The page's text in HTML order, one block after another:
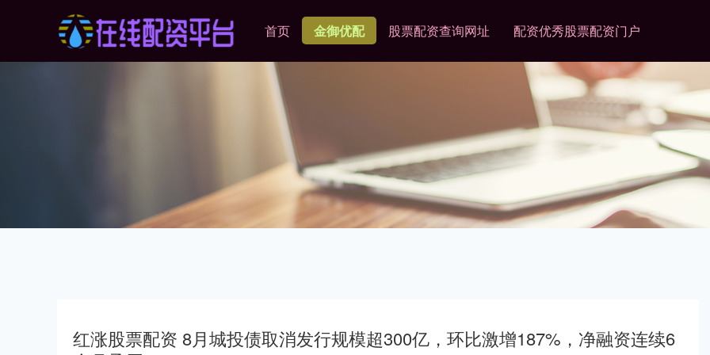
首页 金御优配 股票配资查询网址 配资优秀股票配资门户
红涨股票配资 8月城投债取消发行规模超300亿，环比激增187%，净融资连续6